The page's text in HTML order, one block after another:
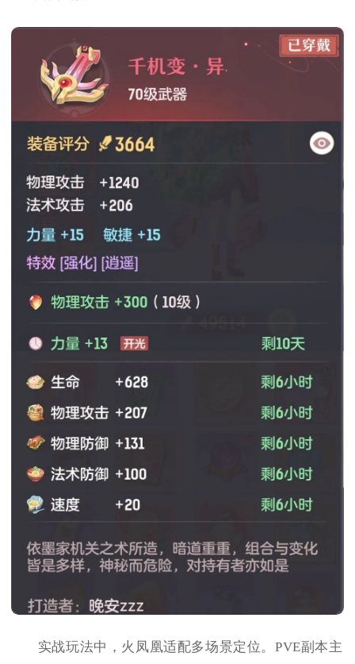
实战玩法中，火凤凰适配多场景定位。PVE副本主